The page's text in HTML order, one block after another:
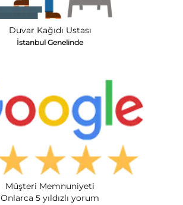
Duvar Kağıdı Ustası
İstanbul Genelinde
Müşteri Memnuniyeti
Onlarca 5 yıldızlı yorum